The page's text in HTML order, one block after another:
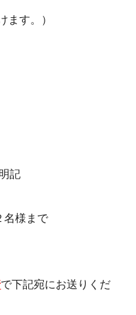
ます。）
記
名様まで
で下記宛にお送りくだ